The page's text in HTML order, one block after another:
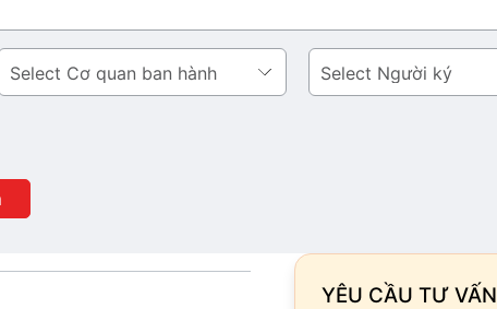
Cơ
Người
ký
YÊU CẦU TƯ VẤN